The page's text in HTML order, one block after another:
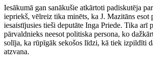
Iesākumā gan sanākušie atkārtoti padiskutēja
iepriekš, vēlreiz tika minēts, ka J. Mazitāns
iesaistījusies tieši deputāte Inga Priede. Tika
pārvaldnieks neesot politiska persona, ko
solīja, ka rūpīgāk sekošos līdzi, kā tiek izpildīti
atzvana.